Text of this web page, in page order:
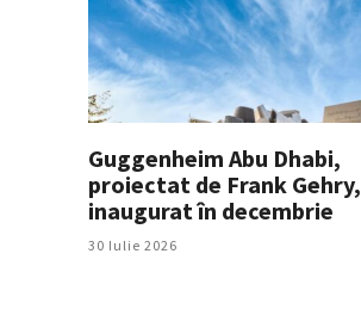
Guggenheim Abu Dhabi,
proiectat de Frank Gehry,
inaugurat în decembrie
30 Iulie 2026